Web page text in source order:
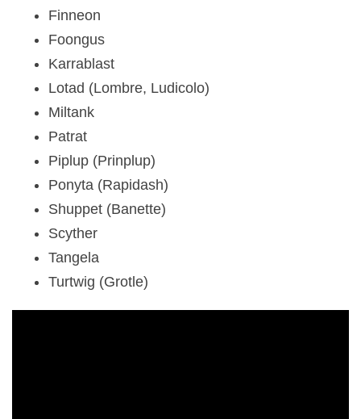
Finneon
Foongus
Karrablast
Lotad (Lombre, Ludicolo)
Miltank
Patrat
Piplup (Prinplup)
Ponyta (Rapidash)
Shuppet (Banette)
Scyther
Tangela
Turtwig (Grotle)